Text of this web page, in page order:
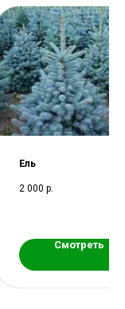
Ель
2 000 р.
Смотреть